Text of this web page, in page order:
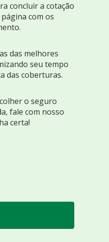
concluir a cotação
com os
das melhores
seu tempo
das coberturas.
o seguro
fale com nosso
certa!